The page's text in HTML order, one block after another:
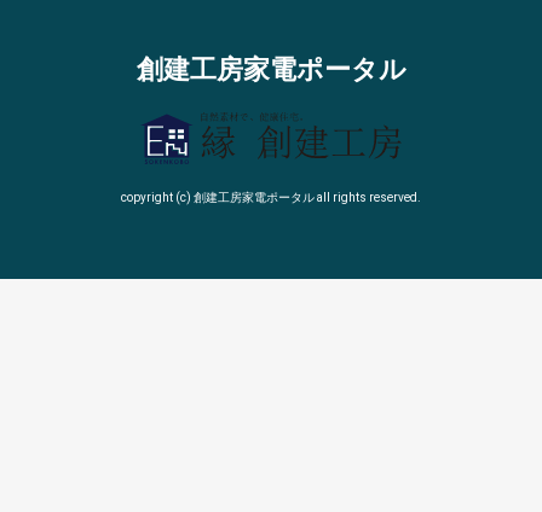
創建工房家電ポータル
copyright (c) 創建工房家電ポータル all rights reserved.